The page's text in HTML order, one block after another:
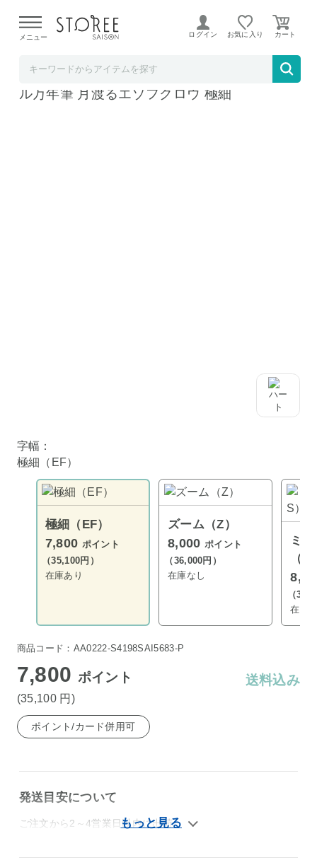
よる配送遅延が発生しております。
メニュー ログイン お気に入り
セーラー万年筆 ホームショッピングオリジナ
ル万年筆 月渡るエゾフクロウ 極細
字幅：
極細（EF）
極細（EF）
7,800 ポイント
（35,100円）
在庫あり
ズーム（Z）
8,000 ポイント
（36,000円）
在庫なし
ミ
（
（
在庫
商品コード：AA0222-S4198SAI5683-P
7,800 ポイント
(35,100 円 )
送料込み
ポイント/カード併用可
発送目安について
ご注文から2～4営業日以内に出荷